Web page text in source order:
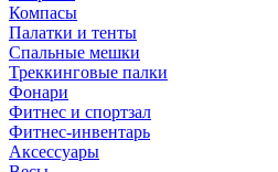
Компасы
Палатки и тенты
Спальные мешки
Треккинговые палки
Фонари
Фитнес и спортзал
Фитнес-инвентарь
Аксессуары